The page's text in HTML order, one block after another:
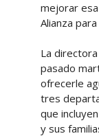
mejorar
Alianza
La
pasado
ofrecerle
tres
que
y sus